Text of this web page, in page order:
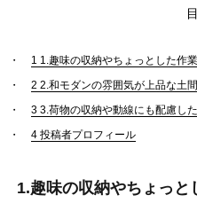
3.荷物の
収納や
も配慮
1 1.趣味の収納やちょっとした作
2 2.和モダンの雰囲気が上品な土
3 3.荷物の収納や動線にも配慮し
4 投稿者プロフィール
1.趣味の収納やちょっと